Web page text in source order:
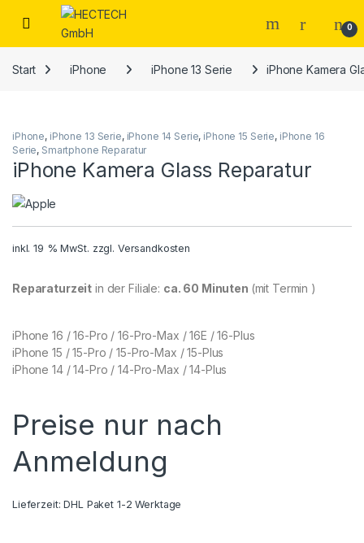
Open 0
Start iPhone iPhone 13 Serie iPhone Kamera
iPhone, iPhone 13 Serie, iPhone 14 Serie, iPhone 15 Serie, iPhone 16
Serie, Smartphone Reparatur
iPhone Kamera Glass Reparatur
inkl. 19 % MwSt. zzgl. Versandkosten
Reparaturzeit in der Filiale: ca. 60 Minuten (mit Termin )
iPhone 16 / 16-Pro / 16-Pro-Max / 16E / 16-Plus
iPhone 15 / 15-Pro / 15-Pro-Max / 15-Plus
iPhone 14 / 14-Pro / 14-Pro-Max / 14-Plus
Preise nur nach
Anmeldung
Lieferzeit:DHL Paket 1-2 Werktage